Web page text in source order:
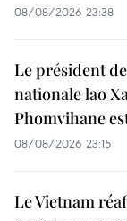
08/08/2026 23:38
Le président
nationale lao
Phomvihane
08/08/2026 23:15
Le Vietnam